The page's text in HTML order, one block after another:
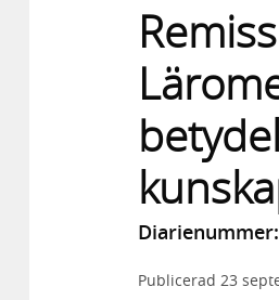
Publicerad 23